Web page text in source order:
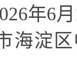
年6月
海淀